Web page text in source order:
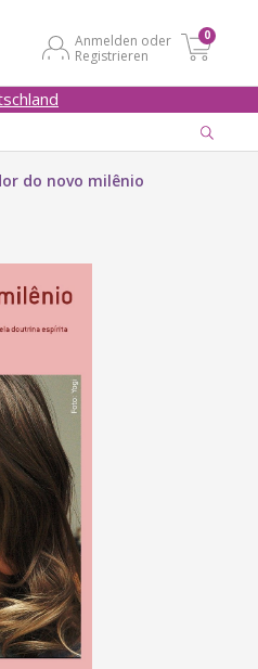
Anmelden oder
Registrieren
0
do novo milênio